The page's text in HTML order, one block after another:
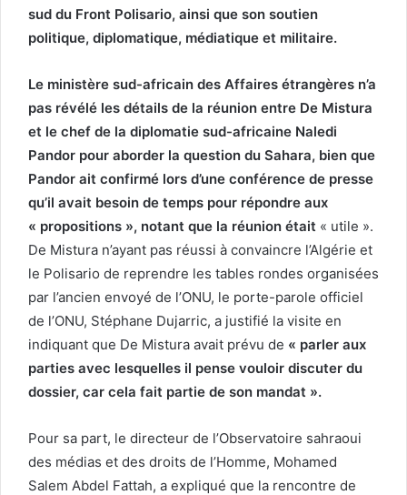
sud du Front Polisario, ainsi que son soutien
politique, diplomatique, médiatique et militaire.
Le ministère sud-africain des Affaires étrangères n’a
pas révélé les détails de la réunion entre De Mistura
et le chef de la diplomatie sud-africaine Naledi
Pandor pour aborder la question du Sahara, bien que
Pandor ait confirmé lors d’une conférence de presse
qu’il avait besoin de temps pour répondre aux
« propositions », notant que la réunion était « utile ».
De Mistura n’ayant pas réussi à convaincre l’Algérie et
le Polisario de reprendre les tables rondes organisées
par l’ancien envoyé de l’ONU, le porte-parole officiel
de l’ONU, Stéphane Dujarric, a justifié la visite en
indiquant que De Mistura avait prévu de « parler aux
parties avec lesquelles il pense vouloir discuter du
dossier, car cela fait partie de son mandat ».
Pour sa part, le directeur de l’Observatoire sahraoui
des médias et des droits de l’Homme, Mohamed
Salem Abdel Fattah, a expliqué que la rencontre de